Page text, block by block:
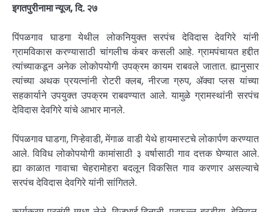
इगतपुरीनामा न्यूज, दि. २७
पिंपळगाव घाडगा येथील लोकनियुक्त सरपंच देविदास देवगिरे यांनी
ग्रामविकास करण्यासाठी चांगलीच कंबर कसली आहे. ग्रामपंचायत हद्दीत
त्यांच्याकडून अनेक लोकोपयोगी उपक्रम कायम राबवले जातात. ह्यानुसार
त्यांच्या अथक प्रयत्नांनी रोटरी क्लब, नीरजा ग्रुप, ॲक्वा प्लस यांच्या
सहकार्याने उपयुक्त उपक्रम राबवण्यात आले. यामुळे ग्रामस्थांनी सरपंच
देविदास देवगिरे यांचे आभार मानले.
पिंपळगाव घाडगा, गिऱ्हेवाडी, मेंगाळ वाडी येथे हायमास्टचे लोकार्पण करण्यात
आले. विविध लोकोपयोगी कामांसाठी ३ वर्षासाठी गाव दत्तक घेण्यात आले.
ह्या काळात गावाचा चेहरामोहरा बदलून विकसित गाव करणार असल्याचे
सरपंच देविदास देवगिरे यांनी सांगितले.